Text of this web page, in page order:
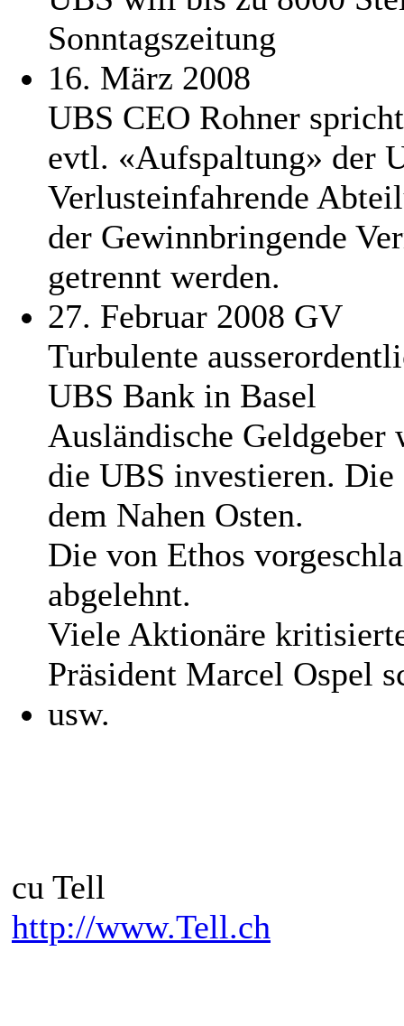
Sonntagszeitung
16. März 2008
UBS CEO Rohner
evtl. «Aufspaltung» der
Verlusteinfahrende
der Gewinnbringende
getrennt werden.
27. Februar 2008 GV
Turbulente
UBS Bank in Basel
Ausländische
die UBS investieren.
dem Nahen Osten.
Die von Ethos
abgelehnt.
Viele Aktionäre
Präsident Marcel Ospel
usw.
cu Tell
http://www.Tell.ch